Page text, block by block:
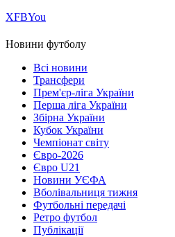
ХFBYou
Новини футболу
Всі новини
Трансфери
Прем'єр-ліга України
Перша ліга України
Збірна України
Кубок України
Чемпіонат світу
Євро-2026
Євро U21
Новини УЄФА
Вболівальниця тижня
Футбольні передачі
Ретро футбол
Публікації